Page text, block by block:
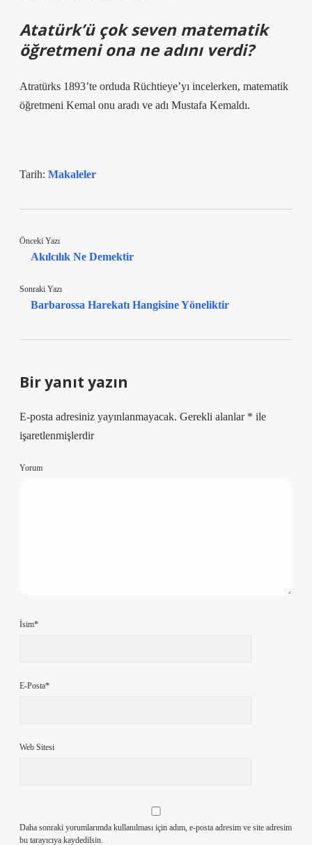
Atatürk’ü çok seven matematik
öğretmeni ona ne adını verdi?
Atratürks 1893’te orduda Rüchtieye’yı incelerken, matematik
öğretmeni Kemal onu aradı ve adı Mustafa Kemaldı.
Tarih: Makaleler
Önceki Yazı
Akılcılık Ne Demektir
Sonraki Yazı
Barbarossa Harekatı Hangisine Yöneliktir
Bir yanıt yazın
E-posta adresiniz yayınlanmayacak. Gerekli alanlar * ile
işaretlenmişlerdir
Yorum
İsim*
E-Posta*
Web Sitesi
Daha sonraki yorumlarımda kullanılması için adım, e-posta adresim ve site adresim
bu tarayıcıya kaydedilsin.